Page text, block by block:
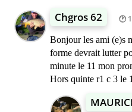
Chgros 62
Bonjour les ami (e)s
forme devrait lutter
minute le 11 mon
Hors quinte r1 c 3 le